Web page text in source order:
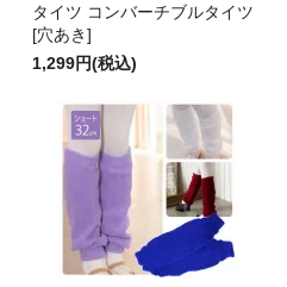
タイツ コンバーチブルタイツ
[穴あき]
1,299円(税込)